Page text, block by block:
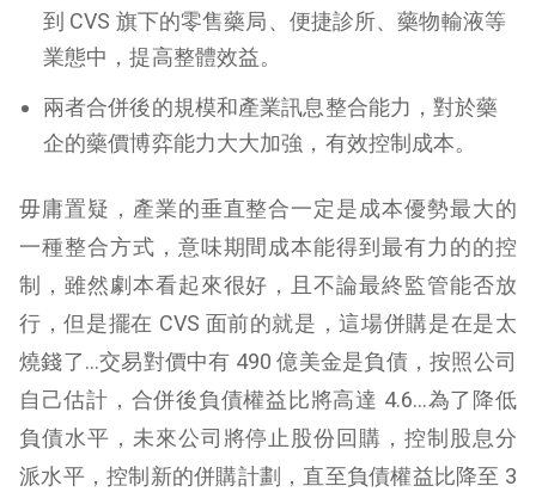
到 CVS 旗下的零售藥局、便捷診所、藥物輸液等
業態中，提高整體效益。
兩者合併後的規模和產業訊息整合能力，對於藥
企的藥價博弈能力大大加強，有效控制成本。
毋庸置疑，產業的垂直整合一定是成本優勢最大的
一種整合方式，意味期間成本能得到最有力的的控
制，雖然劇本看起來很好，且不論最終監管能否放
行，但是擺在 CVS 面前的就是，這場併購是在是太
燒錢了…交易對價中有 490 億美金是負債，按照公司
自己估計，合併後負債權益比將高達 4.6…為了降低
負債水平，未來公司將停止股份回購，控制股息分
派水平，控制新的併購計劃，直至負債權益比降至 3